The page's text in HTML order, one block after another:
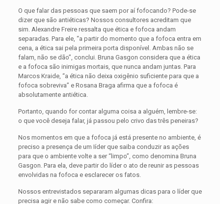
O que falar das pessoas que saem por aí fofocando? Pode-se
dizer que são antiéticas? Nossos consultores acreditam que
sim. Alexandre Freire ressalta que ética e fofoca andam
separadas. Para ele, “a partir do momento que a fofoca entra em
cena, a ética sai pela primeira porta disponível. Ambas não se
falam, não se dão”, conclui. Bruna Gasgon considera que a ética
e a fofoca são inimigas mortais, que nunca andam juntas. Para
Marcos Kraide, “a ética não deixa oxigênio suficiente para que a
fofoca sobreviva” e Rosana Braga afirma que a fofoca é
absolutamente antiética.
Portanto, quando for contar alguma coisa a alguém, lembre-se:
o que você deseja falar, já passou pelo crivo das três peneiras?
Nos momentos em que a fofoca já está presente no ambiente, é
preciso a presença de um Iíder que saiba conduzir as ações
para que o ambiente volte a ser “limpo”, como denomina Bruna
Gasgon. Para ela, deve partir do líder o ato de reunir as pessoas
envolvidas na fofoca e esclarecer os fatos.
Nossos entrevistados separaram algumas dicas para o líder que
precisa agir e não sabe como começar. Confira: